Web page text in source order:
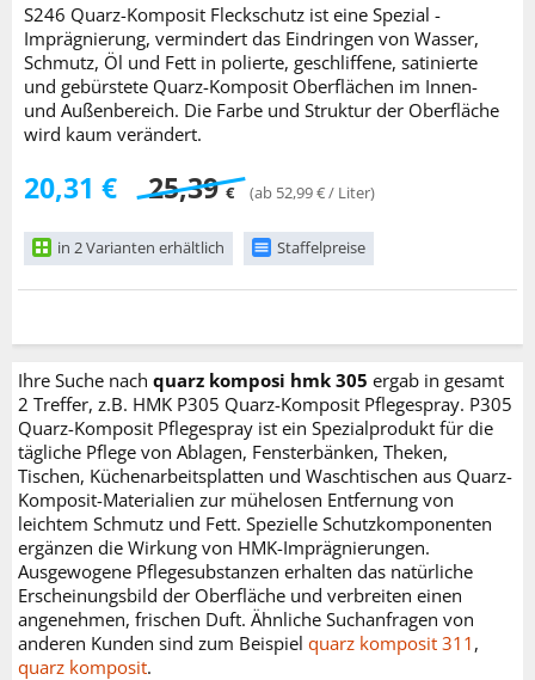
S246 Quarz-Komposit Fleckschutz ist eine Spezial -
Imprägnierung, vermindert das Eindringen von Wasser,
Schmutz, Öl und Fett in polierte, geschliffene, satinierte
und gebürstete Quarz-Komposit Oberflächen im Innen-
und Außenbereich. Die Farbe und Struktur der Oberfläche
wird kaum verändert.
20,31 € 25,39€ (ab 52,99 € / Liter)
in 2 Varianten erhältlich Staffelpreise
Ihre Suche nach quarz komposi hmk 305 ergab in gesamt
2 Treffer, z.B. HMK P305 Quarz-Komposit Pflegespray. P305
Quarz-Komposit Pflegespray ist ein Spezialprodukt für die
tägliche Pflege von Ablagen, Fensterbänken, Theken,
Tischen, Küchenarbeitsplatten und Waschtischen aus Quarz-
Komposit-Materialien zur mühelosen Entfernung von
leichtem Schmutz und Fett. Spezielle Schutzkomponenten
ergänzen die Wirkung von HMK-Imprägnierungen.
Ausgewogene Pflegesubstanzen erhalten das natürliche
Erscheinungsbild der Oberfläche und verbreiten einen
angenehmen, frischen Duft. Ähnliche Suchanfragen von
anderen Kunden sind zum Beispiel quarz komposit 311 ,
quarz komposit.